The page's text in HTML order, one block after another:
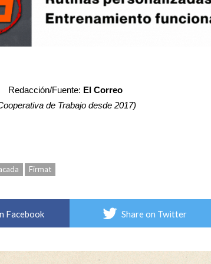
Redacción/Fuente: El Correo
de Trabajo desde 2017)
Firmat
Facebook Share on Twitter